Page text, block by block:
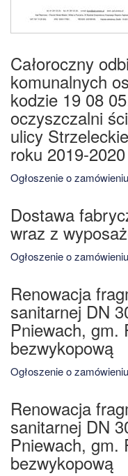
Całoroczny
komunalnych
kodzie 19 08
oczyszczalni
ulicy
roku 2019-2020
Ogłoszenie o zamówieniu
Dostawa
wraz z
Ogłoszenie o zamówieniu
Renowacja
sanitarnej DN
Pniewach, gm.
bezwykopową
Ogłoszenie o zamówieniu
Renowacja
sanitarnej DN
Pniewach, gm.
bezwykopową